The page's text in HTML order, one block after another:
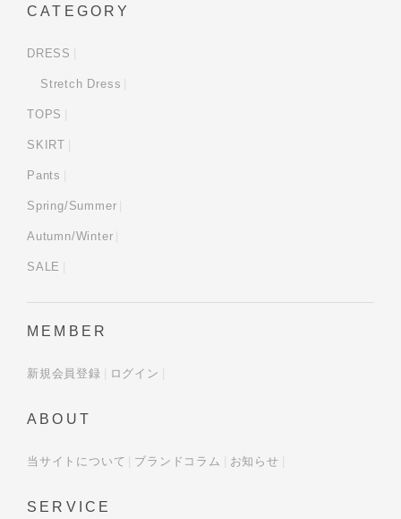
CATEGORY
DRESS
Stretch Dress
TOPS
SKIRT
Pants
Spring/Summer
Autumn/Winter
SALE
MEMBER
新規会員登録 ログイン
ABOUT
当サイトについて ブランドコラム お知らせ
SERVICE